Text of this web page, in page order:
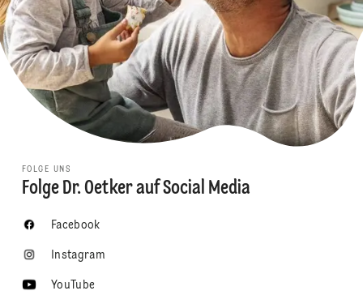
FOLGE UNS
Folge Dr. Oetker auf Social Media
Facebook
Instagram
YouTube